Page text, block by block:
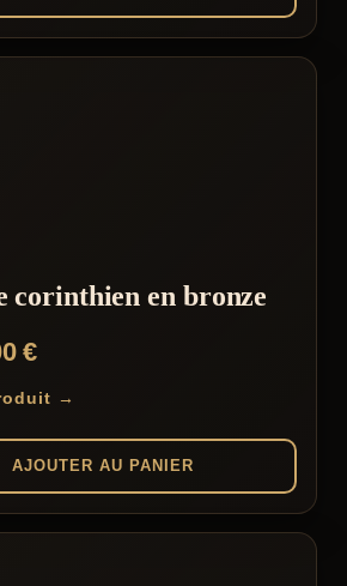
corinthien en bronze
€
→
AJOUTER AU PANIER